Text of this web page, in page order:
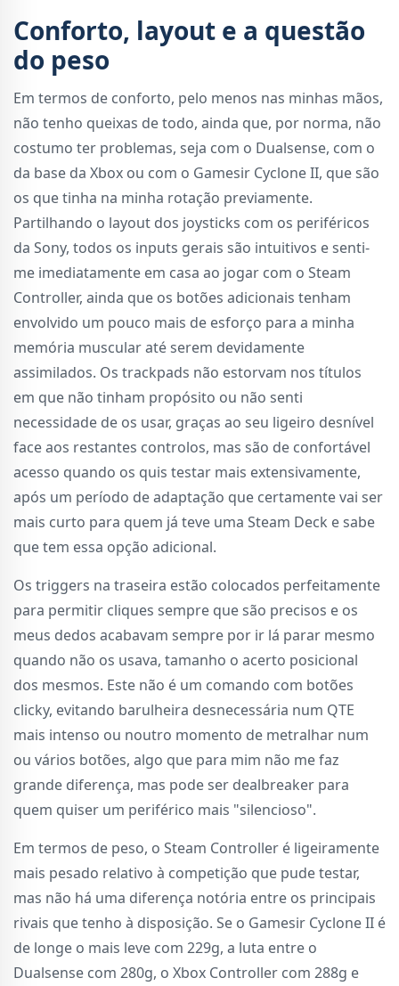
Conforto, layout e a questão
do peso
Em termos de conforto, pelo menos nas minhas mãos,
não tenho queixas de todo, ainda que, por norma, não
costumo ter problemas, seja com o Dualsense, com o
da base da Xbox ou com o Gamesir Cyclone II, que são
os que tinha na minha rotação previamente.
Partilhando o layout dos joysticks com os periféricos
da Sony, todos os inputs gerais são intuitivos e senti-
me imediatamente em casa ao jogar com o Steam
Controller, ainda que os botões adicionais tenham
envolvido um pouco mais de esforço para a minha
memória muscular até serem devidamente
assimilados. Os trackpads não estorvam nos títulos
em que não tinham propósito ou não senti
necessidade de os usar, graças ao seu ligeiro desnível
face aos restantes controlos, mas são de confortável
acesso quando os quis testar mais extensivamente,
após um período de adaptação que certamente vai ser
mais curto para quem já teve uma Steam Deck e sabe
que tem essa opção adicional.
Os triggers na traseira estão colocados perfeitamente
para permitir cliques sempre que são precisos e os
meus dedos acabavam sempre por ir lá parar mesmo
quando não os usava, tamanho o acerto posicional
dos mesmos. Este não é um comando com botões
clicky, evitando barulheira desnecessária num QTE
mais intenso ou noutro momento de metralhar num
ou vários botões, algo que para mim não me faz
grande diferença, mas pode ser dealbreaker para
quem quiser um periférico mais "silencioso".
Em termos de peso, o Steam Controller é ligeiramente
mais pesado relativo à competição que pude testar,
mas não há uma diferença notória entre os principais
rivais que tenho à disposição. Se o Gamesir Cyclone II é
de longe o mais leve com 229g, a luta entre o
Dualsense com 280g, o Xbox Controller com 288g e